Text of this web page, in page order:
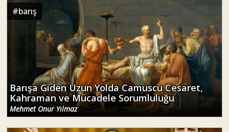
#barış
Barışa Giden Uzun Yolda Camuscu Cesaret,
Kahraman ve Mücadele Sorumluluğu
Mehmet Onur Yılmaz